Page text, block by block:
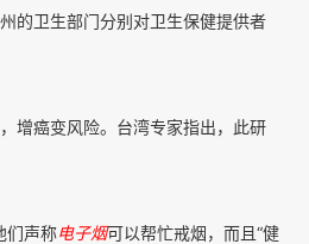
的卫生部门分别对卫生保健提供者
增癌变风险。台湾专家指出，此研
们声称电子烟可以帮忙戒烟，而且“健